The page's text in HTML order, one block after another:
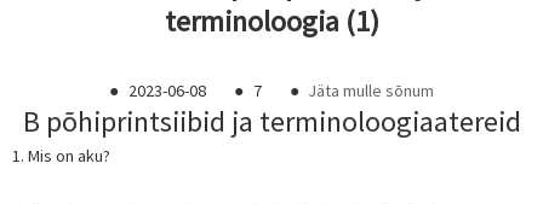
terminoloogia (1)
● 2023-06-08 ● 7 ● Jäta mulle sõnum
B põhiprintsiibid ja terminoloogiaatereid
1. Mis on aku?